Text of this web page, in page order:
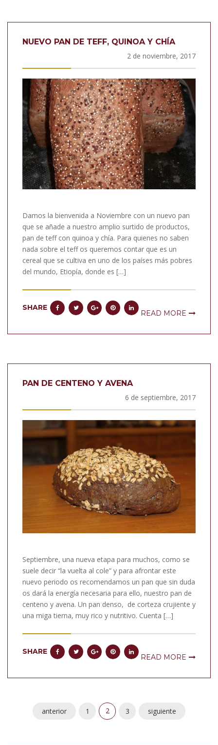
NUEVO PAN DE TEFF, QUINOA Y CHÍA
2 de noviembre, 2017
Damos la bienvenida a Noviembre con un nuevo pan
que se añade a nuestro amplio surtido de productos,
pan de teff con quinoa y chía. Para quienes no saben
nada sobre el teff os queremos contar que es un
cereal que se cultiva en uno de los países más pobres
del mundo, Etiopía, donde es […]
SHARE
READ MORE
PAN DE CENTENO Y AVENA
6 de septiembre, 2017
Septiembre, una nueva etapa para muchos, como se
suele decir “la vuelta al cole” y para afrontar este
nuevo periodo os recomendamos un pan que sin duda
os dará la energía necesaria para ello, nuestro pan de
centeno y avena. Un pan denso, de corteza crujiente y
una miga tierna, muy rico y nutritivo. Cuenta […]
SHARE
READ MORE
anterior 1 2 3 siguiente